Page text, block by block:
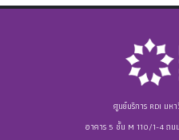
ศูนย์บริการ RDI มห
อาคาร 5 ชั้น M 110/1-4 ถ